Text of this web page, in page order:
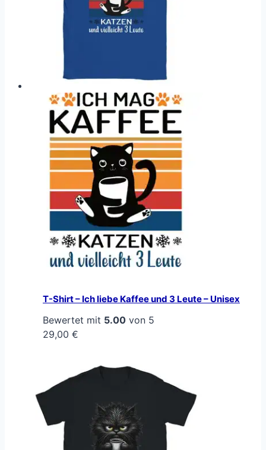
T-Shirt – Ich liebe Kaffee und 3 Leute – Unisex
Bewertet mit 5.00 von 5
29,00 €